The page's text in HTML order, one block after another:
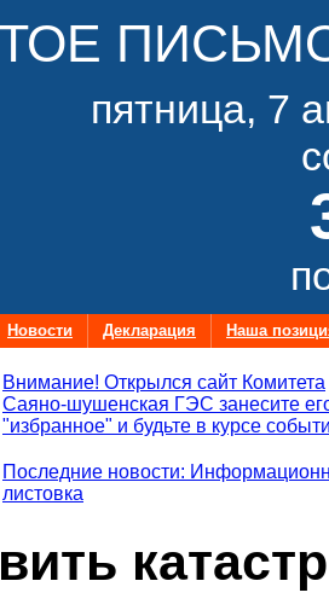
пятница, 7
Новости Декларация Наша
Внимание! Открылся сайт Комитета
Саяно-шушенская ГЭС занесите
"избранное" и будьте в курсе
Последние новости:
листовка